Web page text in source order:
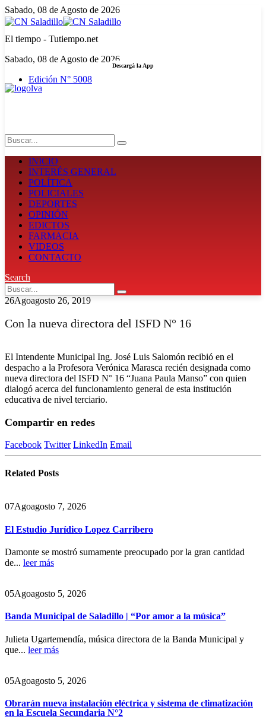
Sabado, 08 de Agosto de 2026
El tiempo - Tutiempo.net
Sabado, 08 de Agosto de 2026
Edición N° 5008
Descargá la App
INICIO
INTERÉS GENERAL
POLÍTICA
POLICIALES
DEPORTES
OPINIÓN
EDICTOS
FARMACIA
VIDEOS
CONTACTO
Search
26Agoagosto 26, 2019
Con la nueva directora del ISFD N° 16
El Intendente Municipal Ing. José Luis Salomón recibió en el
despacho a la Profesora Verónica Marasca recién designada como
nueva directora del ISFD N° 16 “Juana Paula Manso” con quien
dialogó acerca del funcionamiento general de esta institución
educativa de nivel terciario.
Compartir en redes
Facebook Twitter LinkedIn Email
Related Posts
07Agoagosto 7, 2026
El Estudio Jurídico Lopez Carribero
Damonte se mostró sumamente preocupado por la gran cantidad
de... leer más
05Agoagosto 5, 2026
Banda Municipal de Saladillo | “Por amor a la música”
Julieta Ugartemendía, música directora de la Banda Municipal y
que... leer más
05Agoagosto 5, 2026
Obrarán nueva instalación eléctrica y sistema de climatización
en la Escuela Secundaria N°2